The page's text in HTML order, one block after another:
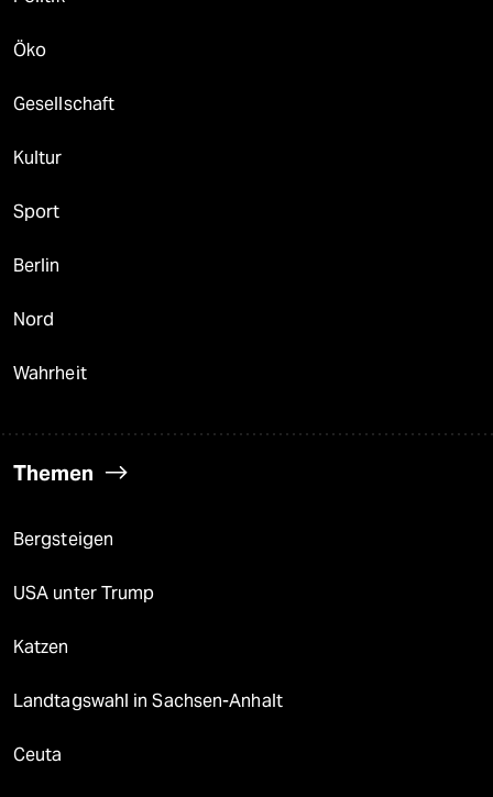
Öko
Gesellschaft
Kultur
Sport
Berlin
Nord
Wahrheit
Themen
Bergsteigen
USA unter Trump
Katzen
Landtagswahl in Sachsen-Anhalt
Ceuta